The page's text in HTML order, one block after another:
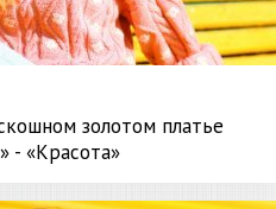
золотом платье
- «Красота»